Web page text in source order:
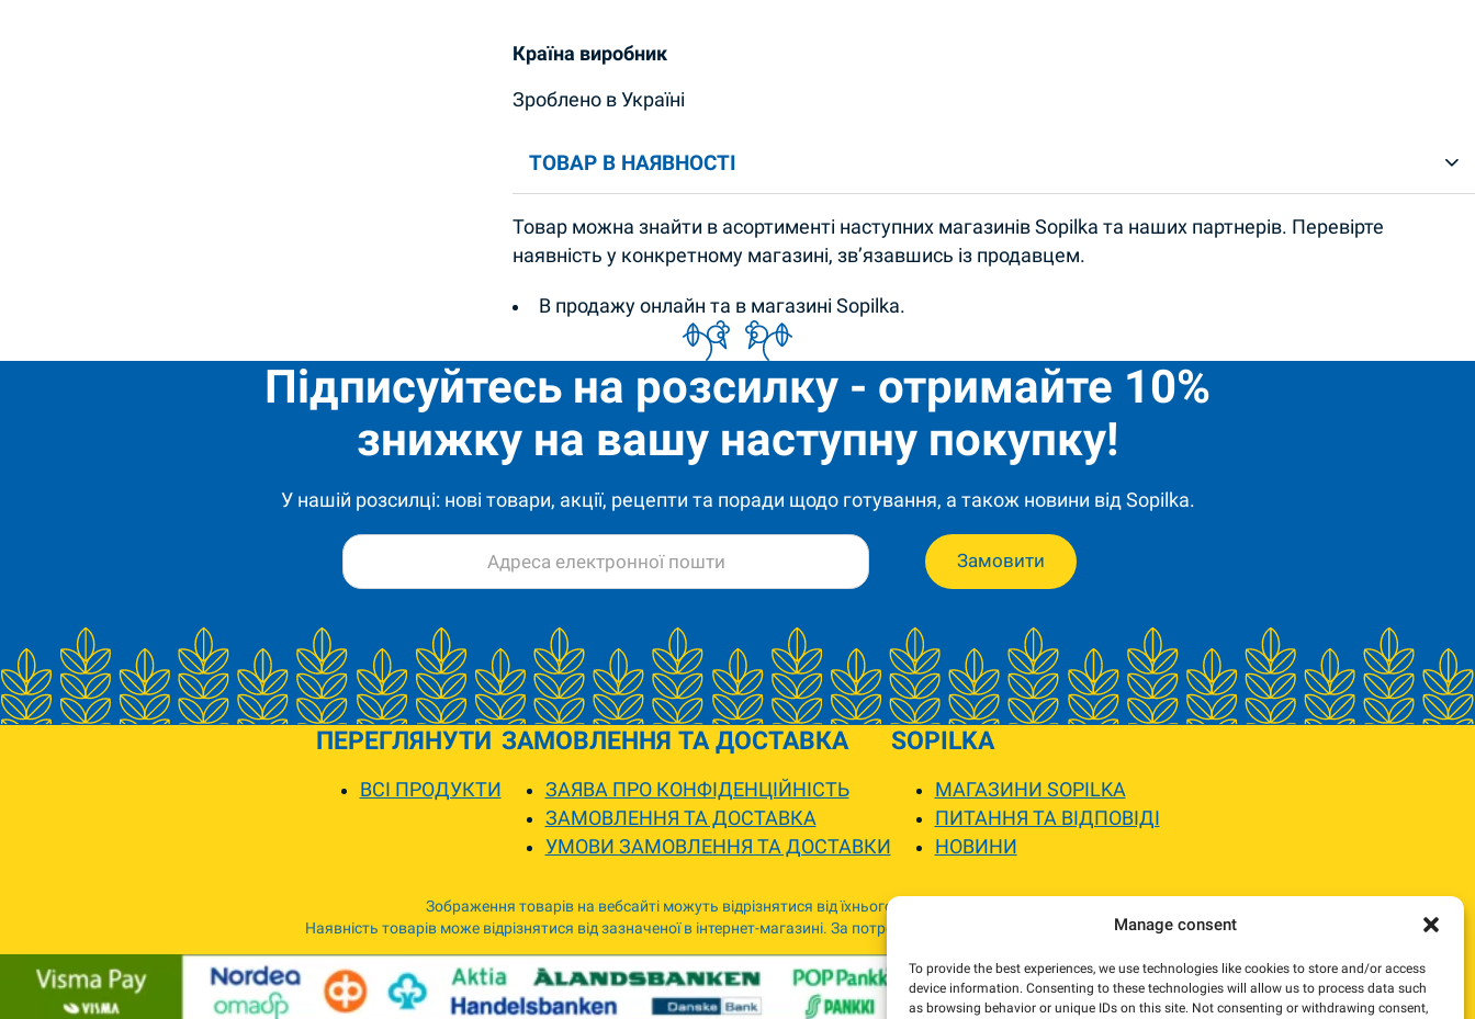
Manage consent
To provide the best experiences, we use technologies like cookies to store and/or access
device information. Consenting to these technologies will allow us to process data such
as browsing behavior or unique IDs on this site. Not consenting or withdrawing consent,
Країна виробник
Зроблено в Україні
ТОВАР В НАЯВНОСТІ
Товар можна знайти в асортименті наступних магазинів Sopilka та наших партнерів. Перевірте
наявність у конкретному магазині, зв’язавшись із продавцем.
В продажу онлайн та в магазині Sopilka.
Підписуйтесь на розсилку - отримайте 10%
знижку на вашу наступну покупку!
У нашій розсилці: нові товари, акції, рецепти та поради щодо готування, а також новини від Sopilka.
Замовити
ПЕРЕГЛЯНУТИ
ВСІ ПРОДУКТИ
ЗАМОВЛЕННЯ ТА ДОСТАВКА
ЗАЯВА ПРО КОНФІДЕНЦІЙНІСТЬ
ЗАМОВЛЕННЯ ТА ДОСТАВКА
УМОВИ ЗАМОВЛЕННЯ ТА ДОСТАВКИ
SOPILKA
МАГАЗИНИ SOPILKA
ПИТАННЯ ТА ВІДПОВІДІ
НОВИНИ
Зображення товарів на вебсайті можуть відрізнятися від їхнього фактичного вигляду.
Наявність товарів може відрізнятися від зазначеної в інтернет-магазині. За потреби ми зв’яжемося та погодимо заміну.